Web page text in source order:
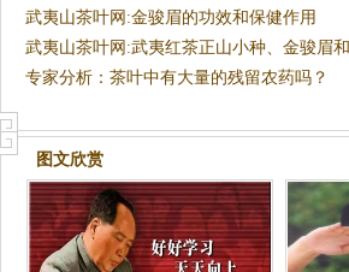
武夷山茶叶网:金骏眉的功效和保健作用
武夷山茶叶网:武夷红茶正山小种、金骏眉和
银骏眉
专家分析：茶叶中有大量的残留农药吗？
图文欣赏